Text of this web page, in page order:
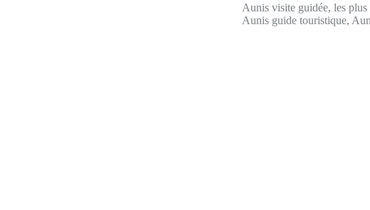
Aunis visite guidée, les
Aunis guide touristique,